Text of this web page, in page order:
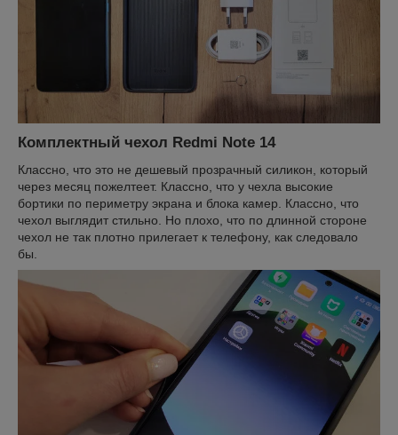
Комплектный чехол Redmi Note 14
Классно, что это не дешевый прозрачный силикон, который
через месяц пожелтеет. Классно, что у чехла высокие
бортики по периметру экрана и блока камер. Классно, что
чехол выглядит стильно. Но плохо, что по длинной стороне
чехол не так плотно прилегает к телефону, как следовало
бы.